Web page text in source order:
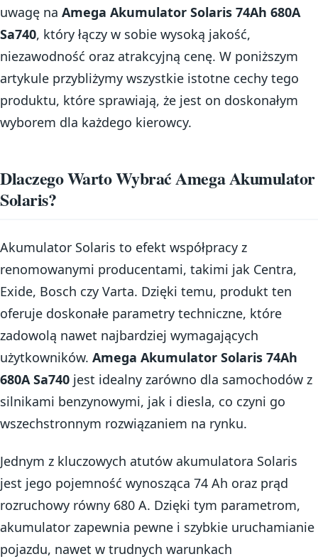
uwagę na Amega Akumulator Solaris 74Ah 680A
Sa740, który łączy w sobie wysoką jakość,
niezawodność oraz atrakcyjną cenę. W poniższym
artykule przybliżymy wszystkie istotne cechy tego
produktu, które sprawiają, że jest on doskonałym
wyborem dla każdego kierowcy.
Dlaczego Warto Wybrać Amega Akumulator
Solaris?
Akumulator Solaris to efekt współpracy z
renomowanymi producentami, takimi jak Centra,
Exide, Bosch czy Varta. Dzięki temu, produkt ten
oferuje doskonałe parametry techniczne, które
zadowolą nawet najbardziej wymagających
użytkowników. Amega Akumulator Solaris 74Ah
680A Sa740 jest idealny zarówno dla samochodów z
silnikami benzynowymi, jak i diesla, co czyni go
wszechstronnym rozwiązaniem na rynku.
Jednym z kluczowych atutów akumulatora Solaris
jest jego pojemność wynosząca 74 Ah oraz prąd
rozruchowy równy 680 A. Dzięki tym parametrom,
akumulator zapewnia pewne i szybkie uruchamianie
pojazdu, nawet w trudnych warunkach